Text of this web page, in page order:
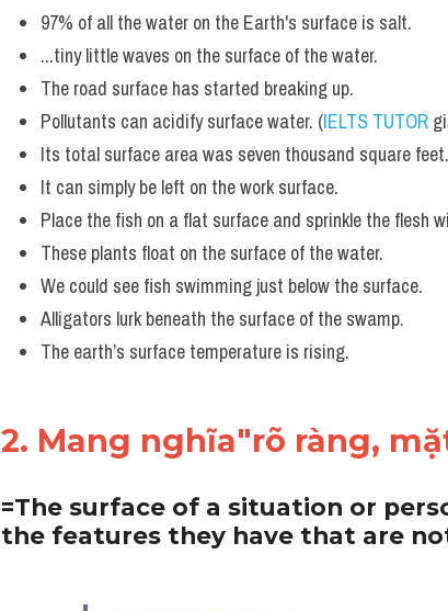
97% of all the water on the Earth's surface is salt.
...tiny little waves on the surface of the water.
The road surface has started breaking up.
Pollutants can acidify surface water. (IELTS TUTOR
Its total surface area was seven thousand square feet.
It can simply be left on the work surface.
Place the fish on a flat surface and sprinkle the flesh
These plants float on the surface of the water.
We could see fish swimming just below the surface.
Alligators lurk beneath the surface of the swamp.
The earth’s surface temperature is rising.
2. Mang nghĩa"rõ ràng,
=The surface of a situation or
the features they have that are